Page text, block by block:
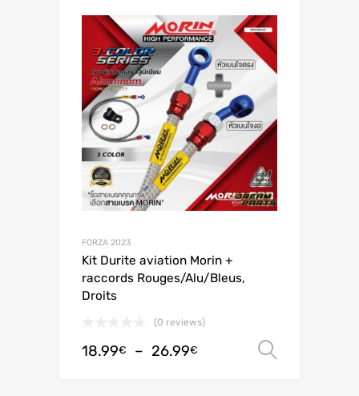
FORZA 2023
Kit Durite aviation Morin +
raccords Rouges/Alu/Bleus,
Droits
(0 reviews)
18.99€ – 26.99€